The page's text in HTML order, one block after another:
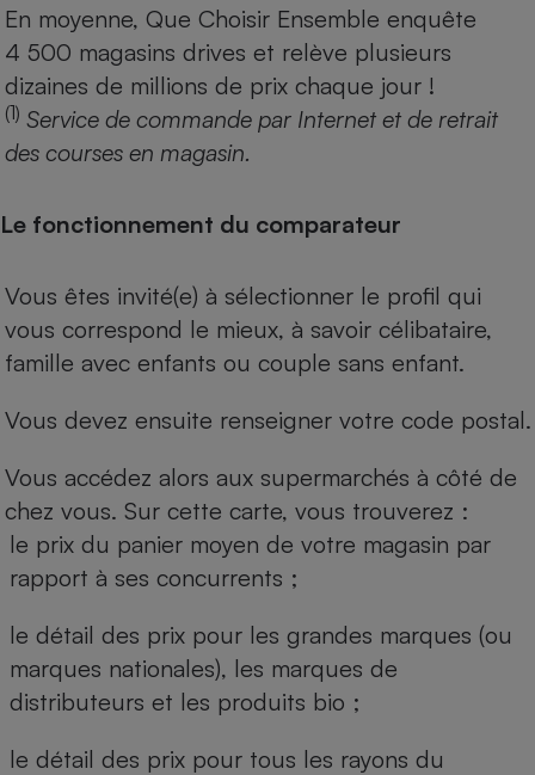
En moyenne, Que Choisir Ensemble enquête
4 500 magasins drives et relève plusieurs
dizaines de millions de prix chaque jour !
(1) Service de commande par Internet et de retrait
des courses en magasin.
Le fonctionnement du comparateur
Vous êtes invité(e) à sélectionner le profil qui
vous correspond le mieux, à savoir célibataire,
famille avec enfants ou couple sans enfant.
Vous devez ensuite renseigner votre code postal.
Vous accédez alors aux supermarchés à côté de
chez vous. Sur cette carte, vous trouverez :
le prix du panier moyen de votre magasin par
rapport à ses concurrents ;
le détail des prix pour les grandes marques (ou
marques nationales), les marques de
distributeurs et les produits bio ;
le détail des prix pour tous les rayons du